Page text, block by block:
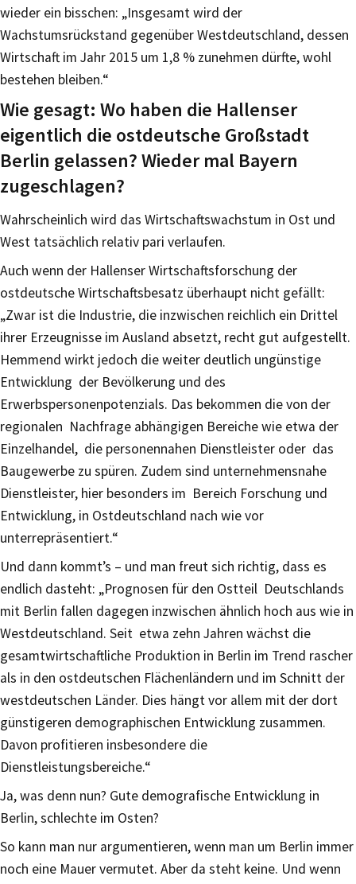
wieder ein bisschen: „Insgesamt wird der
Wachstumsrückstand gegenüber Westdeutschland, dessen
Wirtschaft im Jahr 2015 um 1,8 % zunehmen dürfte, wohl
bestehen bleiben.“
Wie gesagt: Wo haben die Hallenser
eigentlich die ostdeutsche Großstadt
Berlin gelassen? Wieder mal Bayern
zugeschlagen?
Wahrscheinlich wird das Wirtschaftswachstum in Ost und
West tatsächlich relativ pari verlaufen.
Auch wenn der Hallenser Wirtschaftsforschung der
ostdeutsche Wirtschaftsbesatz überhaupt nicht gefällt:
„Zwar ist die Industrie, die inzwischen reichlich ein Drittel
ihrer Erzeugnisse im Ausland absetzt, recht gut aufgestellt.
Hemmend wirkt jedoch die weiter deutlich ungünstige
Entwicklung der Bevölkerung und des
Erwerbspersonenpotenzials. Das bekommen die von der
regionalen Nachfrage abhängigen Bereiche wie etwa der
Einzelhandel, die personennahen Dienstleister oder das
Baugewerbe zu spüren. Zudem sind unternehmensnahe
Dienstleister, hier besonders im Bereich Forschung und
Entwicklung, in Ostdeutschland nach wie vor
unterrepräsentiert.“
Und dann kommt’s – und man freut sich richtig, dass es
endlich dasteht: „Prognosen für den Ostteil Deutschlands
mit Berlin fallen dagegen inzwischen ähnlich hoch aus wie in
Westdeutschland. Seit etwa zehn Jahren wächst die
gesamtwirtschaftliche Produktion in Berlin im Trend rascher
als in den ostdeutschen Flächenländern und im Schnitt der
westdeutschen Länder. Dies hängt vor allem mit der dort
günstigeren demographischen Entwicklung zusammen.
Davon profitieren insbesondere die
Dienstleistungsbereiche.“
Ja, was denn nun? Gute demografische Entwicklung in
Berlin, schlechte im Osten?
So kann man nur argumentieren, wenn man um Berlin immer
noch eine Mauer vermutet. Aber da steht keine. Und wenn